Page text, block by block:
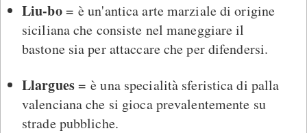
Liu-bo= è un'antica arte marziale di origine
siciliana che consiste nel maneggiare il
bastone sia per attaccare che per difendersi.
Llargues= è una specialità sferistica di palla
valenciana che si gioca prevalentemente su
strade pubbliche.